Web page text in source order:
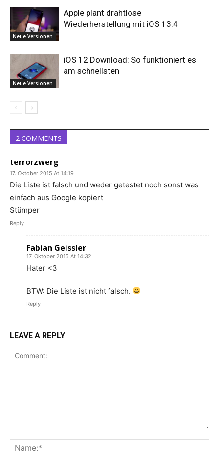
Neue Versionen
Apple plant drahtlose
Wiederherstellung mit iOS 13.4
Neue Versionen
iOS 12 Download: So funktioniert es
am schnellsten
2 COMMENTS
terrorzwerg
17. Oktober 2015 At 14:19
Die Liste ist falsch und weder getestet noch sonst was
einfach aus Google kopiert
Stümper
Reply
Fabian Geissler
17. Oktober 2015 At 14:32
Hater <3
BTW: Die Liste ist nicht falsch.
Reply
LEAVE A REPLY